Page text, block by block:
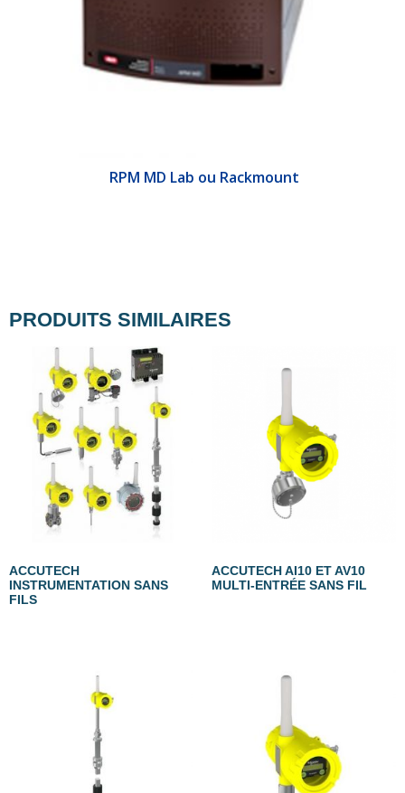
RPM MD Lab ou Rackmount
PRODUITS SIMILAIRES
ACCUTECH
INSTRUMENTATION SANS
FILS
ACCUTECH AI10 ET AV10
MULTI-ENTRÉE SANS FIL